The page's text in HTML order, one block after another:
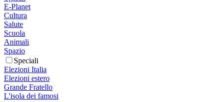
E-Planet
Cultura
Salute
Scuola
Animali
Spazio
Speciali
Elezioni Italia
Elezioni estero
Grande Fratello
L'isola dei famosi